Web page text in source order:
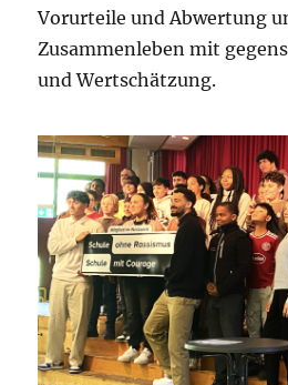
Vorurteile und Abwertung
Zusammenleben mit
und Wertschätzung.